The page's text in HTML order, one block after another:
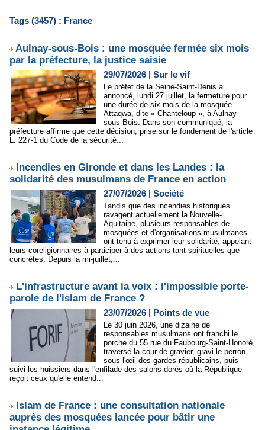
Tags (3457) : France
Aulnay-sous-Bois : une mosquée fermée six mois
par la préfecture, la justice saisie
29/07/2026 | Sur le vif
Le préfet de la Seine-Saint-Denis a
annoncé, lundi 27 juillet, la fermeture pour
une durée de six mois de la mosquée
Attaqwa, dite « Chanteloup », à Aulnay-
sous-Bois. Dans son communiqué, la
préfecture affirme que cette décision, prise sur le fondement de l'article
L. 227-1 du Code de la sécurité...
Incendies en Gironde et dans les Landes : la
solidarité des musulmans de France en action
27/07/2026 | Société
Tandis que des incendies historiques
ravagent actuellement la Nouvelle-
Aquitaine, plusieurs responsables de
mosquées et d'organisations musulmanes
ont tenu à exprimer leur solidarité, appelant
leurs coreligionnaires à participer à des actions tant spirituelles que
concrètes. Depuis la mi-juillet,...
L'infrastructure avant la voix : l'impossible porte-
parole de l'islam de France ?
23/07/2026 | Points de vue
Le 30 juin 2026, une dizaine de
responsables musulmans ont franchi le
porche du 55 rue du Faubourg-Saint-Honoré,
traversé la cour de gravier, gravi le perron
sous l'œil des gardes républicains, puis
suivi les huissiers dans l'enfilade des salons dorés où la République
reçoit ceux qu'elle entend...
Islam de France : une consultation nationale
auprès des mosquées lancée pour bâtir une